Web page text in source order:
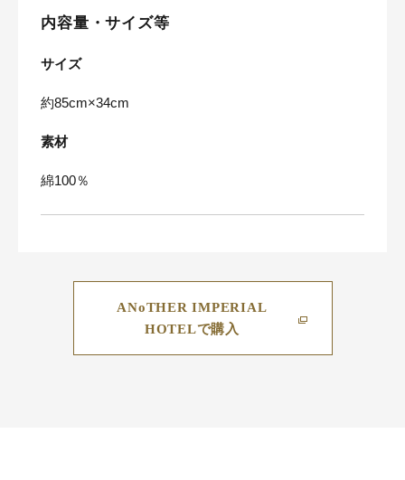
内容量・サイズ等
サイズ
約85cm×34cm
素材
綿100％
ANoTHER IMPERIAL
HOTELで購入